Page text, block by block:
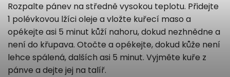
Rozpalte pánev na středně vysokou teplotu. Přidejte
1 polévkovou lžíci oleje a vložte kuřecí maso a
opékejte asi 5 minut kůží nahoru, dokud nezhnědne a
není do křupava. Otočte a opékejte, dokud kůže není
lehce spálená, dalších asi 5 minut. Vyjměte kuře z
pánve a dejte jej na talíř.